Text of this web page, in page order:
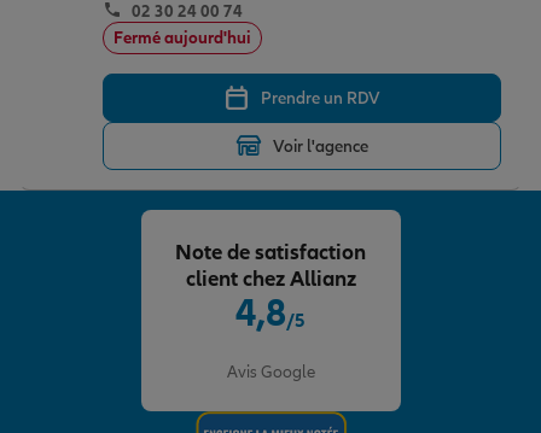
02 30 24 00 74
Fermé aujourd'hui
Prendre un RDV
Voir l'agence
4,8/5
Avis Google
Note de satisfaction
client chez Allianz